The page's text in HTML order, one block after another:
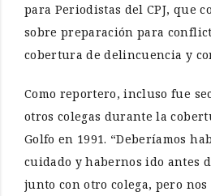
para Periodistas del CPJ, que
sobre preparación para
cobertura de delincuencia y
Como reportero, incluso fue
otros colegas durante la
Golfo en 1991. “Deberíamos
cuidado y habernos ido antes
junto con otro colega, pero nos